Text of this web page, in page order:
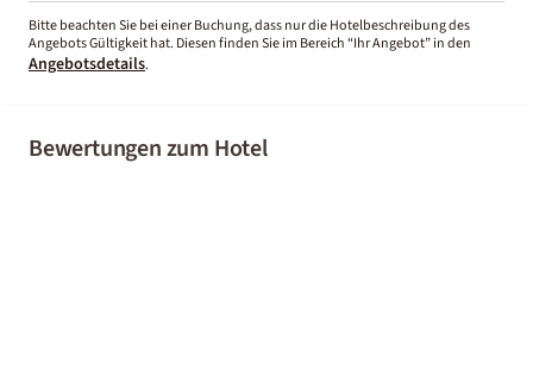
Bitte beachten Sie bei einer Buchung, dass nur die Hotelbeschreibung des
Angebots Gültigkeit hat. Diesen finden Sie im Bereich “Ihr Angebot” in den
Angebotsdetails.
Bewertungen zum Hotel